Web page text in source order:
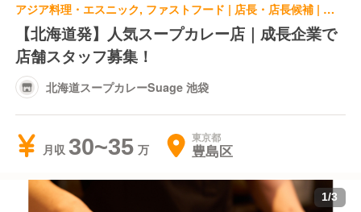
アジア料理・エスニック, ファストフード | 店長・店長候補 | 北海道スープカレーSuage 池袋
【北海道発】人気スープカレー店｜成長企業で
店舗スタッフ募集！
北海道スープカレーSuage 池袋
月収 30~35 東京都
豊島区
1/3